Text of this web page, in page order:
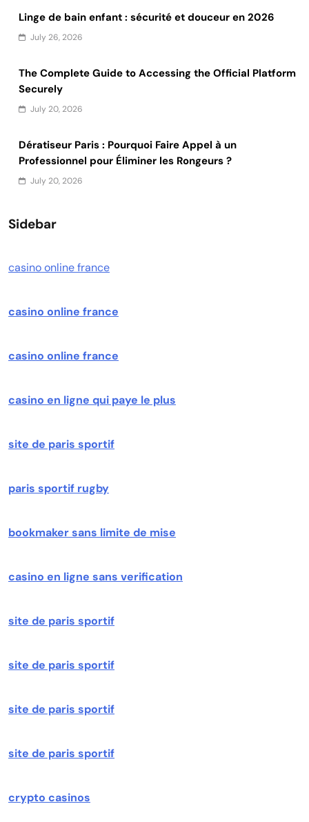
Linge de bain enfant : sécurité et douceur en 2026
July 26, 2026
The Complete Guide to Accessing the Official Platform
Securely
July 20, 2026
Dératiseur Paris : Pourquoi Faire Appel à un
Professionnel pour Éliminer les Rongeurs ?
July 20, 2026
Sidebar
casino online france
casino online france
casino online france
casino en ligne qui paye le plus
site de paris sportif
paris sportif rugby
bookmaker sans limite de mise
casino en ligne sans verification
site de paris sportif
site de paris sportif
site de paris sportif
site de paris sportif
crypto casinos